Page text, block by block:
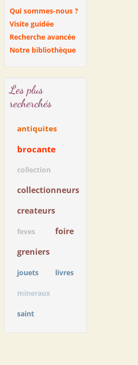
Qui sommes-nous ?
Visite guidée
Recherche avancée
Notre bibliothèque
Les plus
recherchés
antiquites
brocante
collection
collectionneurs
createurs
feves
foire
greniers
jouets livres
mineraux
saint